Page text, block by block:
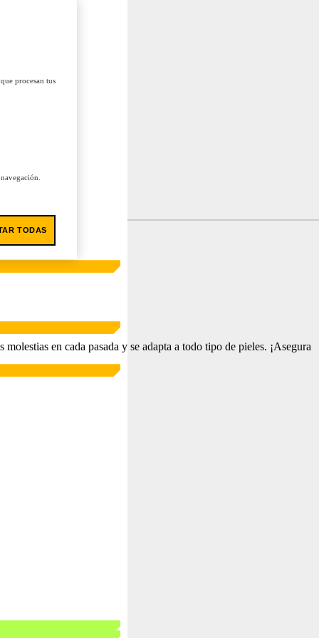
en cada pasada y se adapta a todo tipo de pieles. ¡Asegura
procesan tus
TODAS